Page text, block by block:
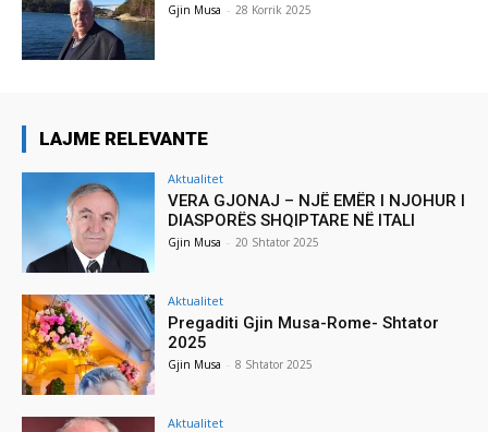
Gjin Musa - 28 Korrik 2025
LAJME RELEVANTE
Aktualitet
VERA GJONAJ – NJË EMËR I NJOHUR I
DIASPORËS SHQIPTARE NË ITALI
Gjin Musa - 20 Shtator 2025
Aktualitet
Pregaditi Gjin Musa-Rome- Shtator
2025
Gjin Musa - 8 Shtator 2025
Aktualitet